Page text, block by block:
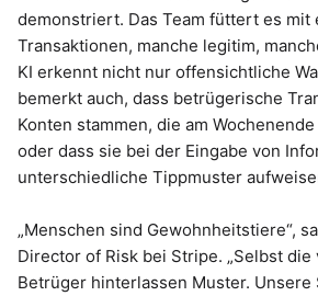
demonstriert. Das Team füttert es mit
Transaktionen, manche legitim,
KI erkennt nicht nur offensichtliche
bemerkt auch, dass betrügerische
Konten stammen, die am
oder dass sie bei der Eingabe von
unterschiedliche Tippmuster
„Menschen sind Gewohnheitstiere“,
Director of Risk bei Stripe. „Selbst
Betrüger hinterlassen Muster. Unsere